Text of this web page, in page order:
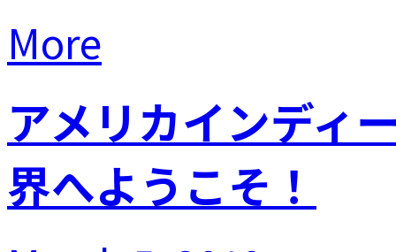
More
アメリカインディ
界へようこそ！